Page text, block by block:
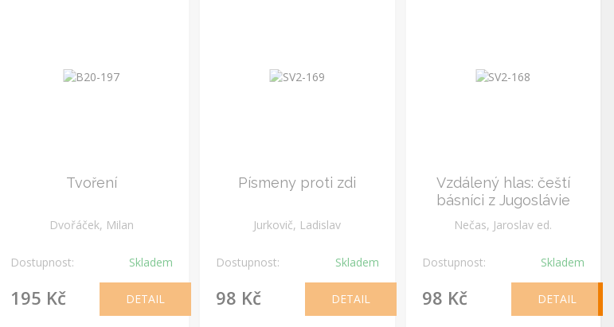
Tvoření
Dvořáček, Milan
Dostupnost: Skladem
195 Kč DETAIL
Písmeny proti zdi
Jurkovič, Ladislav
Dostupnost: Skladem
98 Kč DETAIL
Vzdálený hlas: čeští
básníci z Jugoslávie
Nečas, Jaroslav ed.
Dostupnost: Skladem
98 Kč DETAIL